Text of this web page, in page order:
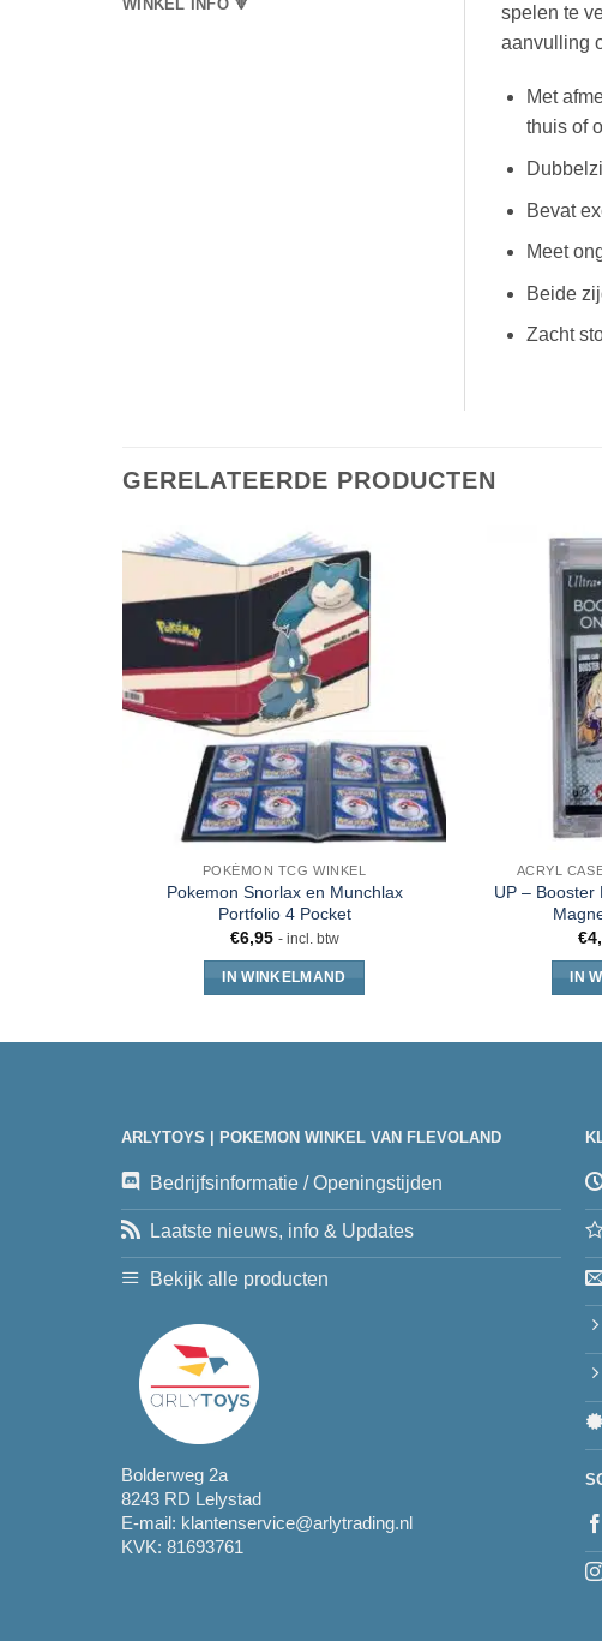
WINKEL INFO 🔻
spelen te
aanvulling
Met
thuis of
Bevat
Meet
Beide
Zacht
GERELATEERDE PRODUCTEN
POKÉMON TCG WINKEL
Pokemon Snorlax en Munchlax
Portfolio 4 Pocket
€6,95 - incl. btw
IN WINKELMAND
ACRYL
UP – Booster
€
IN
ARLYTOYS | POKEMON WINKEL VAN FLEVOLAND
Bedrijfsinformatie / Openingstijden
Laatste nieuws, info & Updates
Bekijk alle producten
Bolderweg 2a
8243 RD Lelystad
E-mail: klantenservice@arlytrading.nl
KVK: 81693761